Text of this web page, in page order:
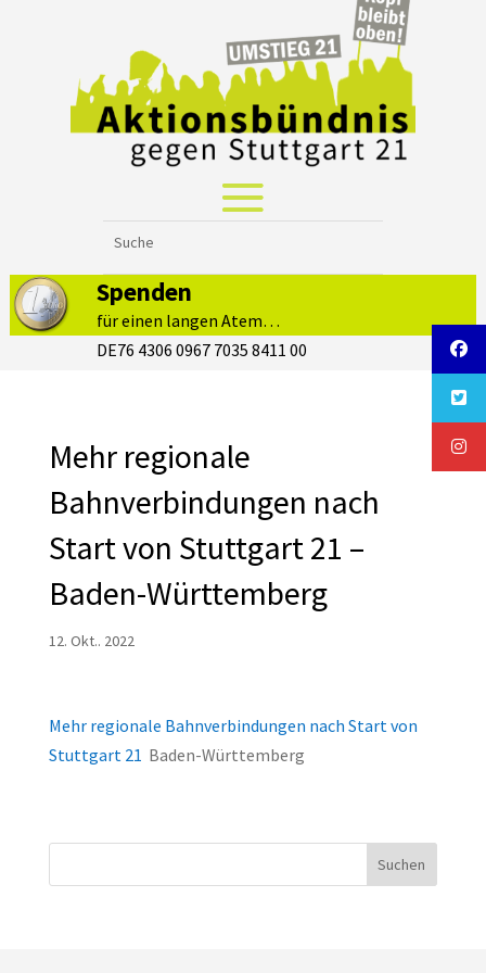
Spenden
für einen langen Atem…
DE76 4306 0967 7035 8411 00
Mehr regionale
Bahnverbindungen nach
Start von Stuttgart 21 –
Baden-Württemberg
12. Okt.. 2022
Mehr regionale Bahnverbindungen nach Start von
Stuttgart 21 Baden-Württemberg
Suchen